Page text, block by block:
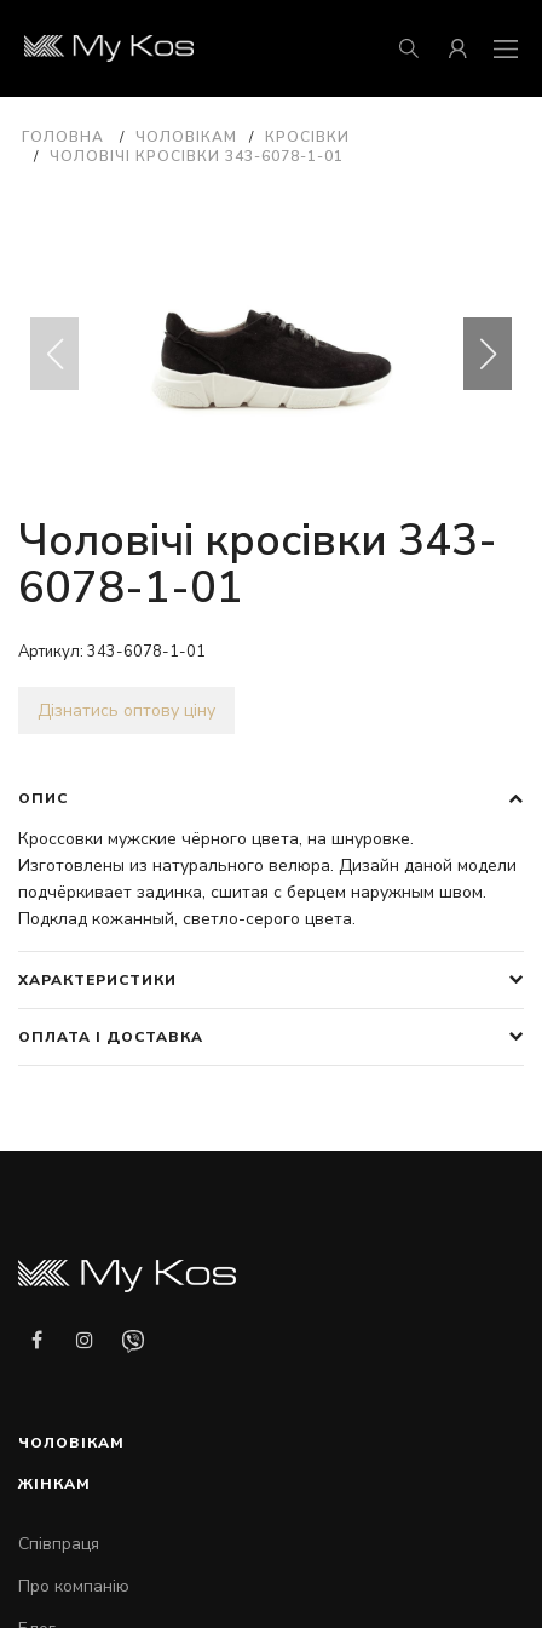
ГОЛОВНА ЧОЛОВІКАМ
КРОСІВКИ
ЧОЛОВІЧІ КРОСІВКИ 343-6078-1-01
Чоловічі кросівки 343-
6078-1-01
Артикул: 343-6078-1-01
Дізнатись оптову ціну
ОПИС
Кроссовки мужские чёрного цвета, на шнуровке.
Изготовлены из натурального велюра. Дизайн даной модели
подчёркивает задинка, сшитая с берцем наружным швом.
Подклад кожанный, светло-серого цвета.
ХАРАКТЕРИСТИКИ
ОПЛАТА І ДОСТАВКА
ЧОЛОВІКАМ
ЖІНКАМ
Співпраця
Про компанію